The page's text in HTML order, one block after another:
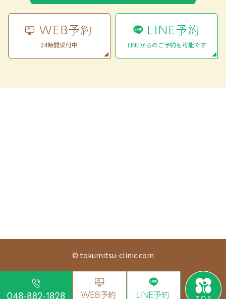
WEB予約
24時間受付中
LINE予約
LINEからのご予約も可能です
© tokumitsu-clinic.com